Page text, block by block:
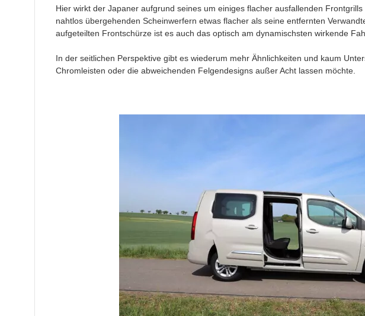
Hier wirkt der Japaner aufgrund seines um einiges flacher ausfallenden
nahtlos übergehenden Scheinwerfern etwas flacher als seine entfernten
aufgeteilten Frontschürze ist es auch das optisch am dynamischsten wirkende
In der seitlichen Perspektive gibt es wiederum mehr Ähnlichkeiten und kaum
Chromleisten oder die abweichenden Felgendesigns außer Acht lassen möchte.